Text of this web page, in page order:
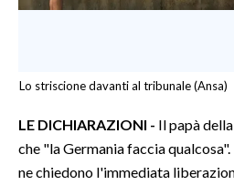
Lo striscione davanti al tribunale (Ansa)
LE DICHIARAZIONI - Il papà
che "la Germania faccia
ne chiedono l'immediata